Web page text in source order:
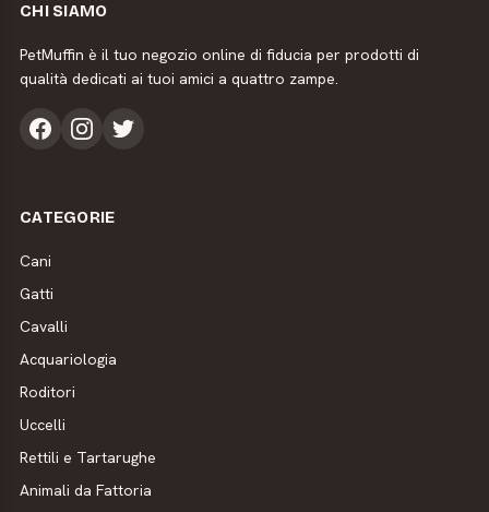
CHI SIAMO
PetMuffin è il tuo negozio online di fiducia per prodotti di
qualità dedicati ai tuoi amici a quattro zampe.
CATEGORIE
Cani
Gatti
Cavalli
Acquariologia
Roditori
Uccelli
Rettili e Tartarughe
Animali da Fattoria